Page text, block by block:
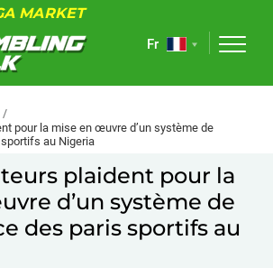
MARKET
Fr
pour la mise en œuvre d’un système de
au Nigeria
plaident pour la
d’un système de
des paris sportifs au